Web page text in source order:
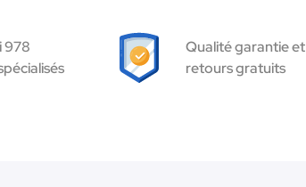
978
Qualité garantie et
retours gratuits